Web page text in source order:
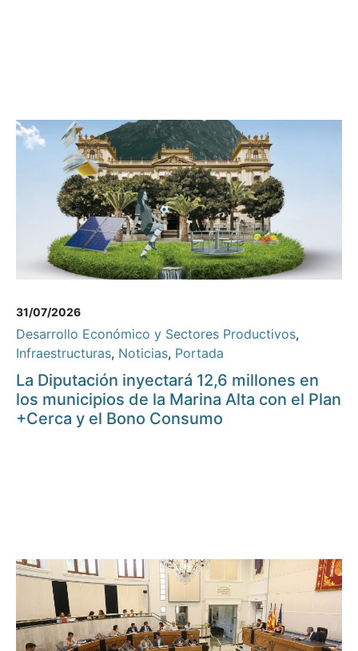
31/07/2026
Desarrollo Económico y Sectores Productivos,
Infraestructuras, Noticias, Portada
La Diputación inyectará 12,6 millones en
los municipios de la Marina Alta con el Plan
+Cerca y el Bono Consumo